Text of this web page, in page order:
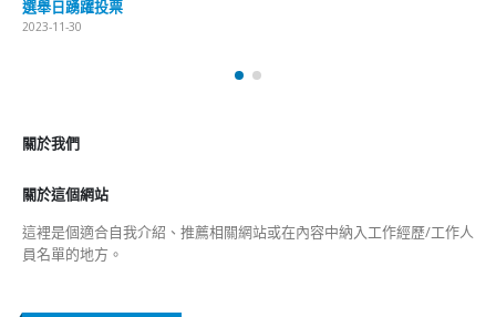
2023-01-31
關於我們
關於這個網站
這裡是個適合自我介紹、推薦相關網站或在內容中納入工作經歷/工作人
員名單的地方。